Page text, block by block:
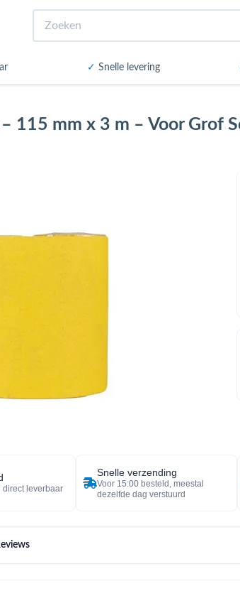
✓ Snelle levering
115 mm x 3 m – Voor Grof
direct leverbaar
Snelle verzending
Voor 15:00 besteld, meestal
dezelfde dag verstuurd